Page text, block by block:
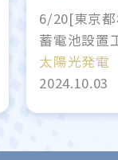
6/20[東京
蓄電池設置
太陽光発電
2024.10.03